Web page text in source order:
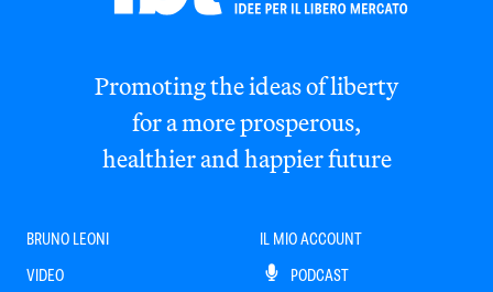
Promoting the ideas of liberty
for a more prosperous,
healthier and happier future
BRUNO LEONI
VIDEO
IL MIO ACCOUNT
PODCAST